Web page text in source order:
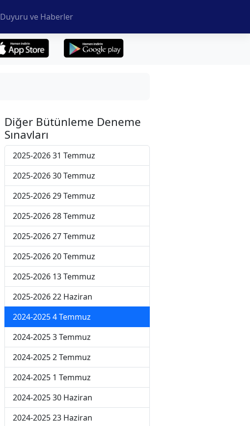
Duyuru ve Haberler
Diğer Bütünleme Deneme
Sınavları
2025-2026 31 Temmuz
2025-2026 30 Temmuz
2025-2026 29 Temmuz
2025-2026 28 Temmuz
2025-2026 27 Temmuz
2025-2026 20 Temmuz
2025-2026 13 Temmuz
2025-2026 22 Haziran
2024-2025 4 Temmuz
2024-2025 3 Temmuz
2024-2025 2 Temmuz
2024-2025 1 Temmuz
2024-2025 30 Haziran
2024-2025 23 Haziran